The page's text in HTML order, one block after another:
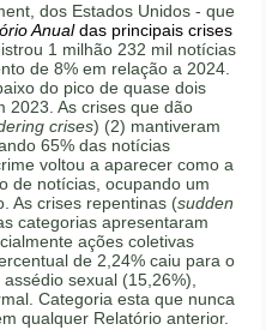
dos Estados Unidos - que
Anualdas principais crises
1 milhão 232 mil notícias
de 8% em relação a 2024.
do pico de quase dois
2023. As crises que dão
crises) (2) mantiveram
65% das notícias
voltou a aparecer como a
de notícias, ocupando um
As crises repentinas (sudden
categorias apresentaram
ações coletivas
de 2,24% caiu para o
sexual (15,26%),
Categoria esta que nunca
qualquer Relatório anterior.